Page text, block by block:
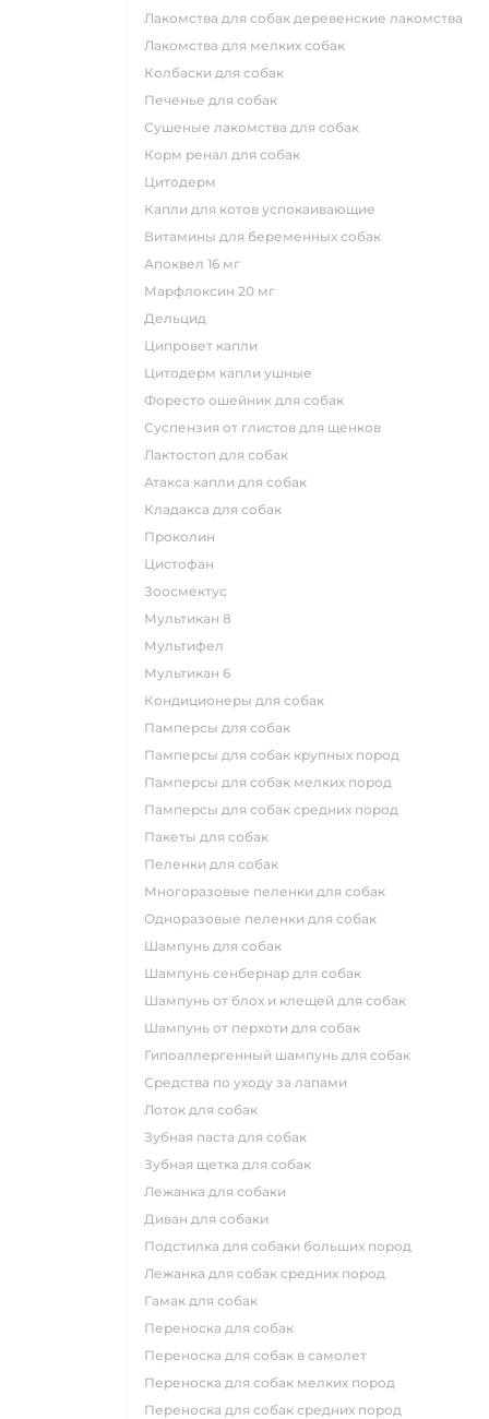
лакомства для собак деревенские лакомства
лакомства для мелких собак
колбаски для собак
печенье для собак
сушеные лакомства для собак
корм ренал для собак
цитодерм
капли для котов успокаивающие
витамины для беременных собак
апоквел 16 мг
марфлоксин 20 мг
дельцид
ципровет капли
цитодерм капли ушные
форесто ошейник для собак
суспензия от глистов для щенков
лактостоп для собак
атакса капли для собак
кладакса для собак
проколин
цистофан
зоосмектус
мультикан 8
мультифел
мультикан 6
кондиционеры для собак
памперсы для собак
памперсы для собак крупных пород
памперсы для собак мелких пород
памперсы для собак средних пород
пакеты для собак
пеленки для собак
многоразовые пеленки для собак
одноразовые пеленки для собак
шампунь для собак
шампунь сенбернар для собак
шампунь от блох и клещей для собак
шампунь от перхоти для собак
гипоаллергенный шампунь для собак
средства по уходу за лапами
лоток для собак
зубная паста для собак
зубная щетка для собак
лежанка для собаки
диван для собаки
подстилка для собаки больших пород
лежанка для собак средних пород
гамак для собак
переноска для собак
переноска для собак в самолет
переноска для собак мелких пород
переноска для собак средних пород